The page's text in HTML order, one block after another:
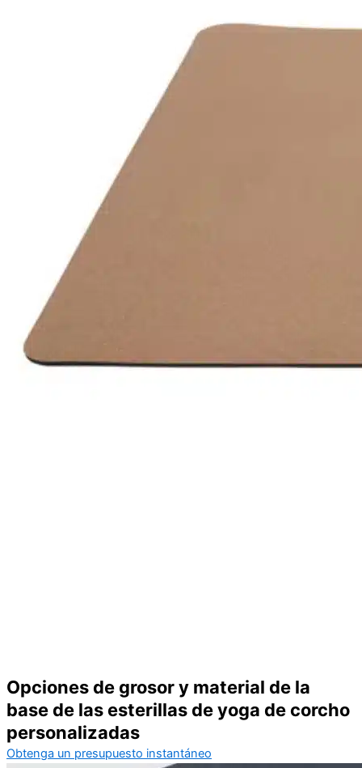
Opciones de grosor y material de la
base de las esterillas de yoga de corcho
personalizadas
Obtenga un presupuesto instantáneo